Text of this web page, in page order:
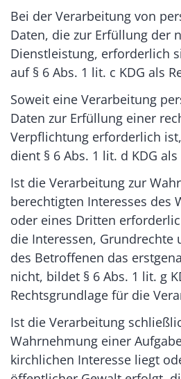
Bei der Verarbeitung von
Daten, die zur Erfüllung der
Dienstleistung, erforderlich
auf § 6 Abs. 1 lit. c KDG als
Soweit eine Verarbeitung
Daten zur Erfüllung einer
Verpflichtung erforderlich
dient § 6 Abs. 1 lit. d KDG
Ist die Verarbeitung zur
berechtigten Interesses des
oder eines Dritten
die Interessen, Grundrechte
des Betroffenen das
nicht, bildet § 6 Abs. 1 lit. g
Rechtsgrundlage für die
Ist die Verarbeitung
Wahrnehmung einer
kirchlichen Interesse liegt